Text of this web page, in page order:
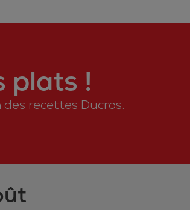
plats !
recettes Ducros.